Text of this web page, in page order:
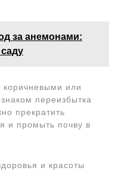
за анемонами:
коричневыми или
переизбытка
прекратить
и промыть почву в
и красоты